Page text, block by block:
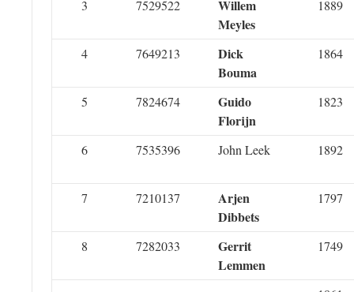
3 7529522
Willem
Meyles
1889
4 7649213
Dick
Bouma
1864
5 7824674
Guido
Florijn
1823
6 7535396 John Leek 1892
7 7210137
Arjen
Dibbets
1797
8 7282033
Gerrit
Lemmen
1749